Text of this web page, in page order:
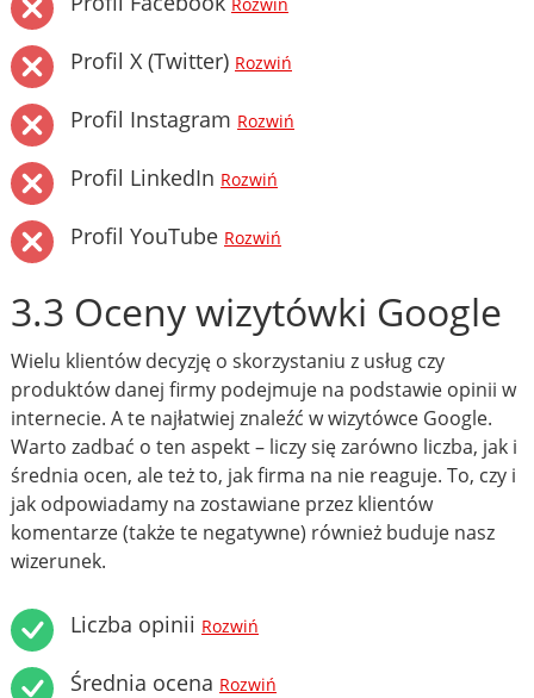
Rozwiń
Profil X (Twitter) Rozwiń
Profil Instagram Rozwiń
Profil LinkedIn Rozwiń
Profil YouTube Rozwiń
3.3 Oceny wizytówki Google
Wielu klientów decyzję o skorzystaniu z usług czy
produktów danej firmy podejmuje na podstawie opinii w
internecie. A te najłatwiej znaleźć w wizytówce Google.
Warto zadbać o ten aspekt – liczy się zarówno liczba, jak i
średnia ocen, ale też to, jak firma na nie reaguje. To, czy i
jak odpowiadamy na zostawiane przez klientów
komentarze (także te negatywne) również buduje nasz
wizerunek.
Liczba opinii Rozwiń
Średnia ocena Rozwiń